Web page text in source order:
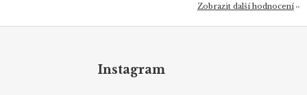
Zobrazit další hodnocení
Instagram